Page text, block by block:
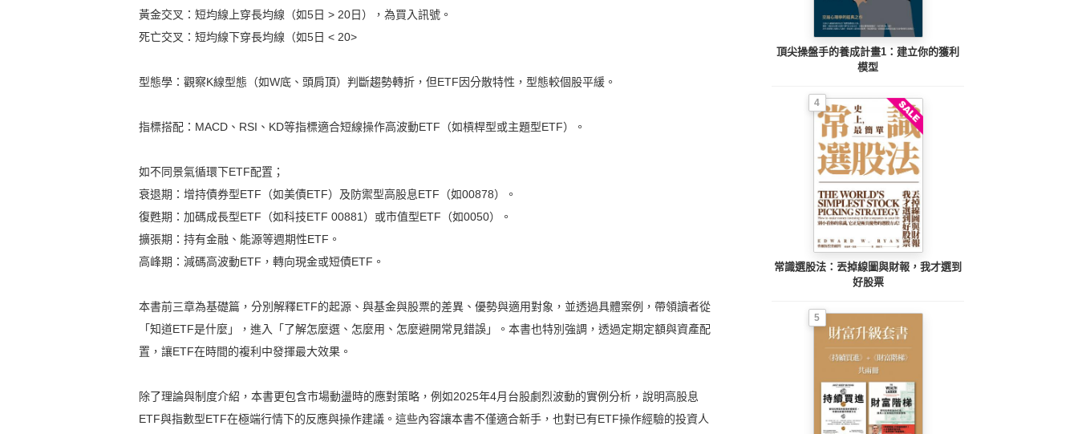
黃金交叉：短均線上穿長均線（如5日 > 20日），為買入訊號。
死亡交叉：短均線下穿長均線（如5日 < 20>
型態學：觀察K線型態（如W底、頭肩頂）判斷趨勢轉折，但ETF因分散特性，型態較個股平緩。
指標搭配：MACD、RSI、KD等指標適合短線操作高波動ETF（如槓桿型或主題型ETF）。
如不同景氣循環下ETF配置；
衰退期：增持債券型ETF（如美債ETF）及防禦型高股息ETF（如00878）。
復甦期：加碼成長型ETF（如科技ETF 00881）或市值型ETF（如0050）。
擴張期：持有金融、能源等週期性ETF。
高峰期：減碼高波動ETF，轉向現金或短債ETF。
本書前三章為基礎篇，分別解釋ETF的起源、與基金與股票的差異、優勢與適用對象，並透過具體案例，帶領讀者從
「知道ETF是什麼」，進入「了解怎麼選、怎麼用、怎麼避開常見錯誤」。本書也特別強調，透過定期定額與資產配
置，讓ETF在時間的複利中發揮最大效果。
除了理論與制度介紹，本書更包含市場動盪時的應對策略，例如2025年4月台股劇烈波動的實例分析，說明高股息
ETF與指數型ETF在極端行情下的反應與操作建議。這些內容讓本書不僅適合新手，也對已有ETF操作經驗的投資人
頂尖操盤手的養成計畫1：建立你的獲利
模型
4
常識選股法：丟掉線圖與財報，我才選到
好股票
5